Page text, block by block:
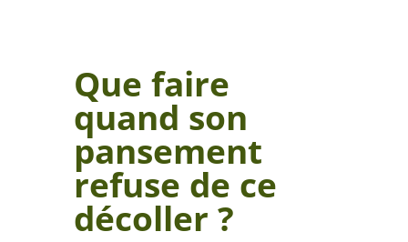
Que faire
quand son
pansement
refuse de ce
décoller ?